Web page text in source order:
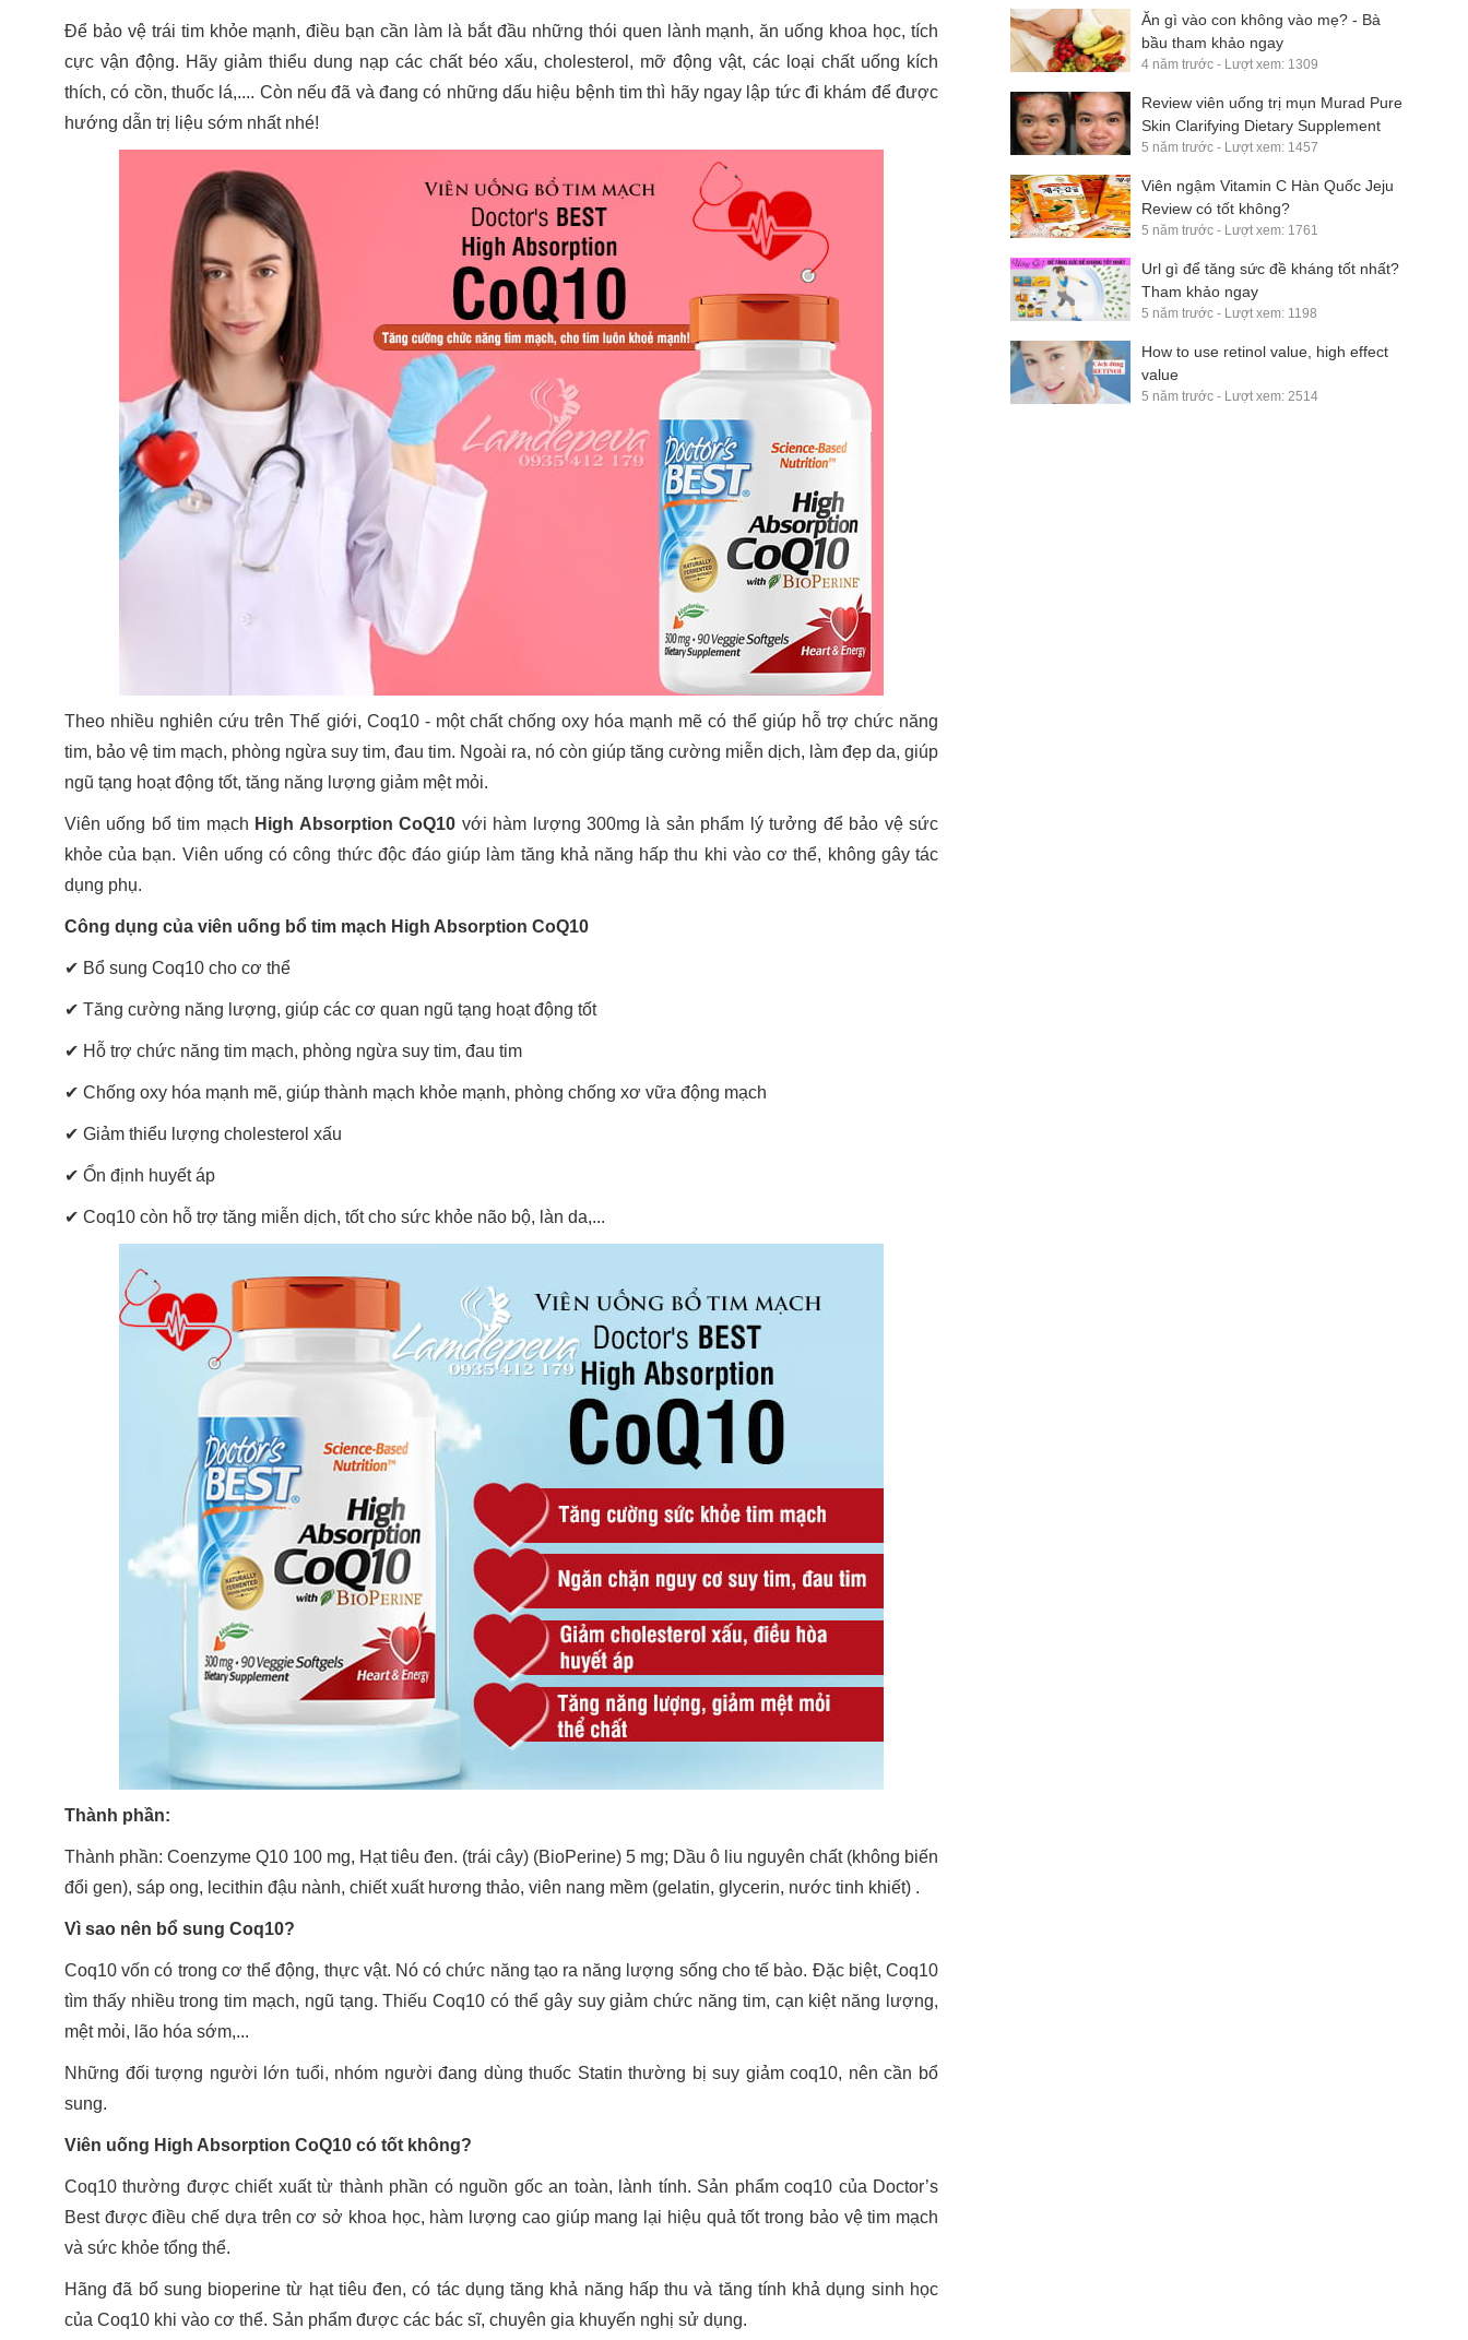
Để bảo vệ trái tim khỏe mạnh, điều bạn cần làm là bắt đầu những thói quen lành mạnh, ăn uống khoa học, tích
cực vận động. Hãy giảm thiểu dung nạp các chất béo xấu, cholesterol, mỡ động vật, các loại chất uống kích
thích, có cồn, thuốc lá,.... Còn nếu đã và đang có những dấu hiệu bệnh tim thì hãy ngay lập tức đi khám để được
hướng dẫn trị liệu sớm nhất nhé!
Theo nhiều nghiên cứu trên Thế giới, Coq10 - một chất chống oxy hóa mạnh mẽ có thể giúp hỗ trợ chức năng
tim, bảo vệ tim mạch, phòng ngừa suy tim, đau tim. Ngoài ra, nó còn giúp tăng cường miễn dịch, làm đẹp da, giúp
ngũ tạng hoạt động tốt, tăng năng lượng giảm mệt mỏi.
Viên uống bổ tim mạch High Absorption CoQ10 với hàm lượng 300mg là sản phẩm lý tưởng để bảo vệ sức
khỏe của bạn. Viên uống có công thức độc đáo giúp làm tăng khả năng hấp thu khi vào cơ thể, không gây tác
dụng phụ.
Công dụng của viên uống bổ tim mạch High Absorption CoQ10
✔ Bổ sung Coq10 cho cơ thể
✔ Tăng cường năng lượng, giúp các cơ quan ngũ tạng hoạt động tốt
✔ Hỗ trợ chức năng tim mạch, phòng ngừa suy tim, đau tim
✔ Chống oxy hóa mạnh mẽ, giúp thành mạch khỏe mạnh, phòng chống xơ vữa động mạch
✔ Giảm thiểu lượng cholesterol xấu
✔ Ổn định huyết áp
✔ Coq10 còn hỗ trợ tăng miễn dịch, tốt cho sức khỏe não bộ, làn da,...
Thành phần:
Thành phần: Coenzyme Q10 100 mg, Hạt tiêu đen. (trái cây) (BioPerine) 5 mg; Dầu ô liu nguyên chất (không biến
đổi gen), sáp ong, lecithin đậu nành, chiết xuất hương thảo, viên nang mềm (gelatin, glycerin, nước tinh khiết) .
Vì sao nên bổ sung Coq10?
Coq10 vốn có trong cơ thể động, thực vật. Nó có chức năng tạo ra năng lượng sống cho tế bào. Đặc biệt, Coq10
tìm thấy nhiều trong tim mạch, ngũ tạng. Thiếu Coq10 có thể gây suy giảm chức năng tim, cạn kiệt năng lượng,
mệt mỏi, lão hóa sớm,...
Những đối tượng người lớn tuổi, nhóm người đang dùng thuốc Statin thường bị suy giảm coq10, nên cần bổ
sung.
Viên uống High Absorption CoQ10 có tốt không?
Coq10 thường được chiết xuất từ thành phần có nguồn gốc an toàn, lành tính. Sản phẩm coq10 của Doctor’s
Best được điều chế dựa trên cơ sở khoa học, hàm lượng cao giúp mang lại hiệu quả tốt trong bảo vệ tim mạch
và sức khỏe tổng thể.
Hãng đã bổ sung bioperine từ hạt tiêu đen, có tác dụng tăng khả năng hấp thu và tăng tính khả dụng sinh học
của Coq10 khi vào cơ thể. Sản phẩm được các bác sĩ, chuyên gia khuyến nghị sử dụng.
Ăn gì vào con không vào mẹ? - Bà
bầu tham khảo ngay
4 năm trước - Lượt xem: 1309
Review viên uống trị mụn Murad Pure
Skin Clarifying Dietary Supplement
5 năm trước - Lượt xem: 1457
Viên ngậm Vitamin C Hàn Quốc Jeju
Review có tốt không?
5 năm trước - Lượt xem: 1761
Url gì để tăng sức đề kháng tốt nhất?
Tham khảo ngay
5 năm trước - Lượt xem: 1198
How to use retinol value, high effect
value
5 năm trước - Lượt xem: 2514